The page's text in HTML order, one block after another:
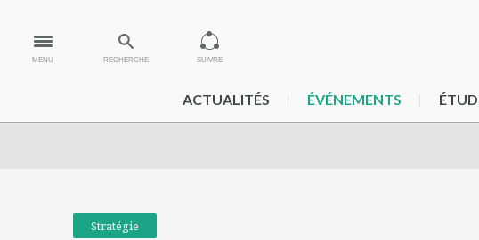
MENU RECHERCHE SUIVRE
ACTUALITÉS ÉVÉNEMENTS
Stratégie